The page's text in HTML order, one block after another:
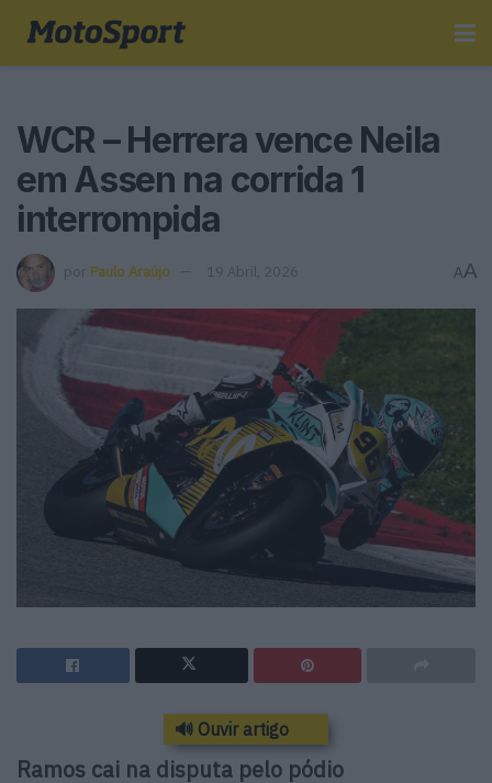
WCR – Herrera vence Neila
em Assen na corrida 1
interrompida
por Paulo Araújo 19 Abril, 2026 AA
🔊 Ouvir artigo
Ramos cai na disputa pelo pódio